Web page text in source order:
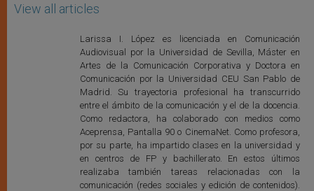
View all articles
Larissa I. López es licenciada en Comunicación
Audiovisual por la Universidad de Sevilla, Máster en
Artes de la Comunicación Corporativa y Doctora en
Comunicación por la Universidad CEU San Pablo de
Madrid. Su trayectoria profesional ha transcurrido
entre el ámbito de la comunicación y el de la docencia.
Como redactora, ha colaborado con medios como
Aceprensa, Pantalla 90 o CinemaNet. Como profesora,
por su parte, ha impartido clases en la universidad y
en centros de FP y bachillerato. En estos últimos
realizaba también tareas relacionadas con la
comunicación (redes sociales y edición de contenidos).